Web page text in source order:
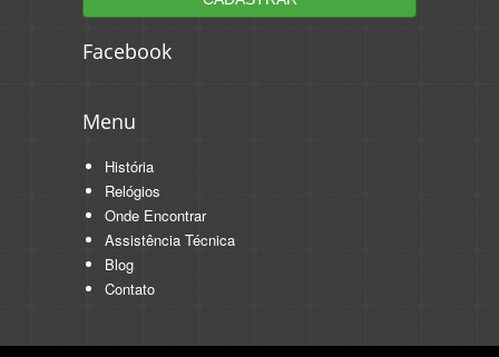
Facebook
Menu
História
Relógios
Onde Encontrar
Assistência Técnica
Blog
Contato